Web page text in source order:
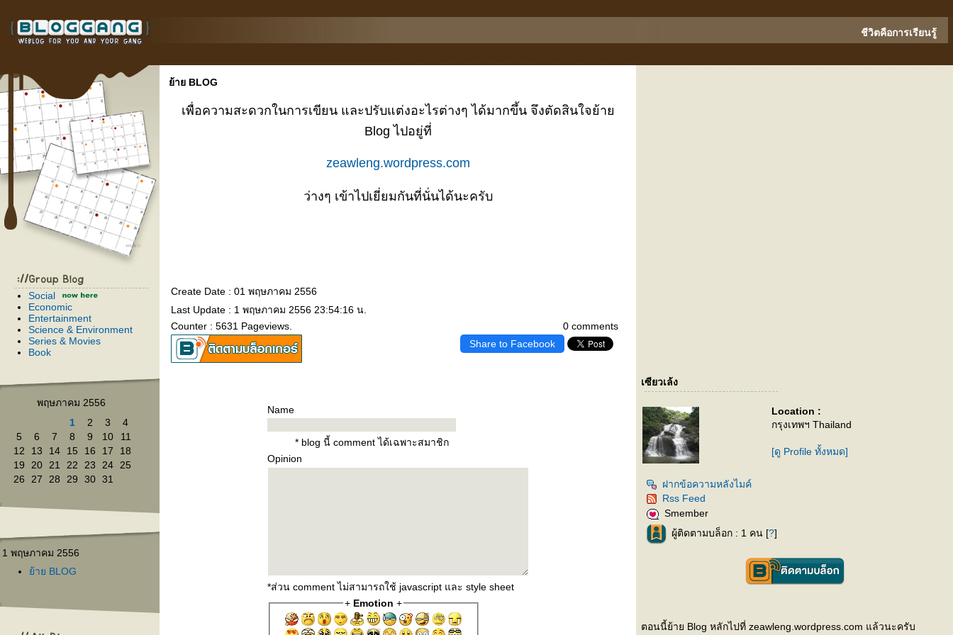
ชีวิตคือการเรียนรู้
Social
Economic
Entertainment
Science & Environment
Series & Movies
Book
พฤษภาคม 2556
1
2 3
4
5
6 7 8 9 10
11
12
13 14 15 16 17
18
19
20 21 22 23 24
25
26
27 28 29 30 31
1 พฤษภาคม 2556
้าย BLOG
้าย BLOG
เพื่อความสะดวกในการเขียน และปรับแต่งอะไรต่างๆ ได้มากขึ้น จึงตัดสินใจย้า
Blog ไปอยู่ที่
zeawleng.wordpress.com
ว่างๆ เข้าไปเยี่ยมกันที่นั่นได้นะครับ
Create Date : 01 พฤษภาคม 2556
0 comments
Last Update : 1 พฤษภาคม 2556 23:54:16 น.
Counter : 5631 Pageviews.
Share to Facebook
Name
* blog นี้ comment ได้เฉพาะสมาชิก
Opinion
*ส่วน comment ไม่สามารถใช้ javascript และ style sheet
+ Emotion +
เซียวเล้ง
Location :
กรุงเทพฯ Thailand
[ดู Profile ทั้งหมด]
ฝากข้อความหลังไมค์
Rss Feed
Smember
ผู้ติดตามบล็อก : 1 คน [?]
ตอนนี้ย้าย Blog หลักไปที่ zeawleng.wordpress.com แล้วนะครับ